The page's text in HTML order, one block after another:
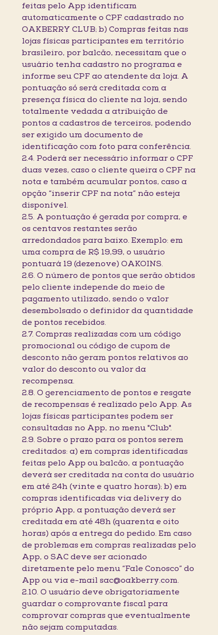
feitas pelo App identificam
automaticamente o CPF cadastrado no
OAKBERRY CLUB; b) Compras feitas nas
lojas físicas participantes em território
brasileiro, por balcão, necessitam que o
usuário tenha cadastro no programa e
informe seu CPF ao atendente da loja. A
pontuação só será creditada com a
presença física do cliente na loja, sendo
totalmente vedada a atribuição de
pontos a cadastros de terceiros, podendo
ser exigido um documento de
identificação com foto para conferência.
2.4. Poderá ser necessário informar o CPF
duas vezes, caso o cliente queira o CPF na
nota e também acumular pontos, caso a
opção “inserir CPF na nota” não esteja
disponível.
2.5. A pontuação é gerada por compra, e
os centavos restantes serão
arredondados para baixo. Exemplo: em
uma compra de R$ 19,99, o usuário
pontuará 19 (dezenove) OAKOINS.
2.6. O número de pontos que serão obtidos
pelo cliente independe do meio de
pagamento utilizado, sendo o valor
desembolsado o definidor da quantidade
de pontos recebidos.
2.7. Compras realizadas com um código
promocional ou código de cupom de
desconto não geram pontos relativos ao
valor do desconto ou valor da
recompensa.
2.8. O gerenciamento de pontos e resgate
de recompensas é realizado pelo App. As
lojas físicas participantes podem ser
consultadas no App, no menu "Club".
2.9. Sobre o prazo para os pontos serem
creditados: a) em compras identificadas
feitas pelo App ou balcão, a pontuação
deverá ser creditada na conta do usuário
em até 24h (vinte e quatro horas); b) em
compras identificadas via delivery do
próprio App, a pontuação deverá ser
creditada em até 48h (quarenta e oito
horas) após a entrega do pedido. Em caso
de problemas em compras realizadas pelo
App, o SAC deve ser acionado
diretamente pelo menu “Fale Conosco” do
App ou via e-mail sac@oakberry.com.
2.10. O usuário deve obrigatoriamente
guardar o comprovante fiscal para
comprovar compras que eventualmente
não sejam computadas.